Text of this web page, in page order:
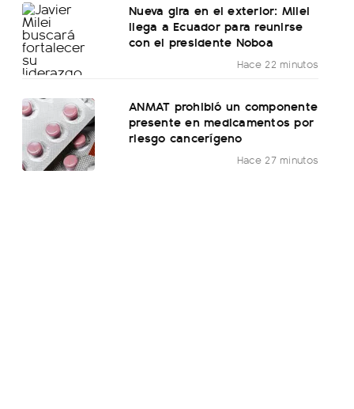
Nueva gira en el exterior: Milei
llega a Ecuador para reunirse
con el presidente Noboa
Hace 22 minutos
ANMAT prohibió un componente
presente en medicamentos por
riesgo cancerígeno
Hace 27 minutos